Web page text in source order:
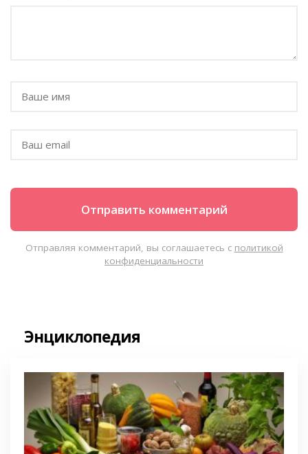
Отправляя комментарий, вы соглашаетесь с политикой
конфиденциальности
Энциклопедия